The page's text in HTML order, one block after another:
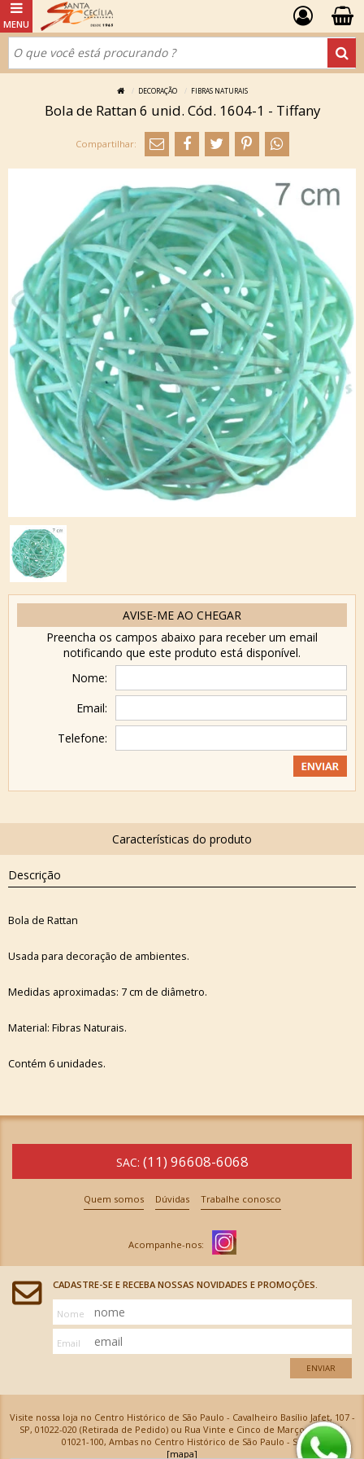
DECORAÇÃO FIBRAS NATURAIS
Bola de Rattan 6 unid. Cód. 1604-1 - Tiffany
AVISE-ME AO CHEGAR
Preencha os campos abaixo para receber um email
notificando que este produto está disponível.
Nome:
Email:
Telefone:
Descrição
Bola de Rattan
Usada para decoração de ambientes.
Medidas aproximadas: 7 cm de diâmetro.
Material: Fibras Naturais.
Contém 6 unidades.
SAC: (11) 96608-6068
Quem somos Dúvidas Trabalhe conosco
CADASTRE-SE E RECEBA NOSSAS NOVIDADES E PROMOÇÕES.
Nome
Email
ENVIAR
Visite nossa loja no Centro Histórico de São Paulo - Cavalheiro Basílio Jafet, 107 -
SP, 01022-020 (Retirada de Pedido) ou Rua Vinte e Cinco de Março, 576 - SP,
01021-100, Ambas no Centro Histórico de São Paulo - SP
[mapa]